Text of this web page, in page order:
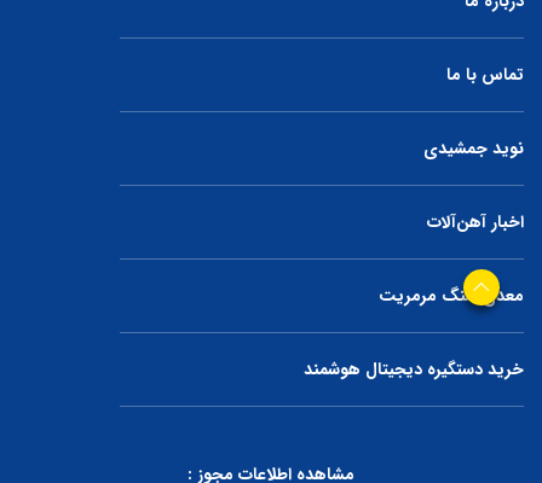
تماس با ما
نوید جمشیدی
اخبار آهن‌آلات
معدن سنگ مرمریت
خرید دستگیره دیجیتال هوشمند
مشاهده اطلاعات مجوز :